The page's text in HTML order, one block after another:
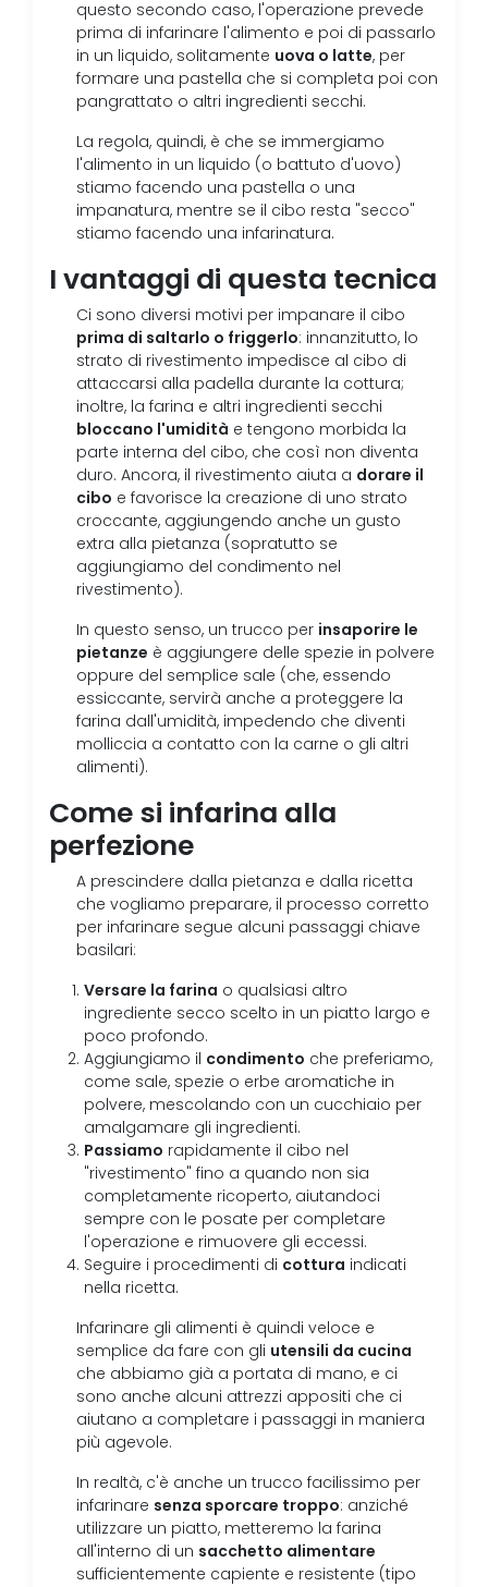
questo secondo caso, l'operazione prevede
prima di infarinare l'alimento e poi di passarlo
in un liquido, solitamente uova o latte, per
formare una pastella che si completa poi con
pangrattato o altri ingredienti secchi.
La regola, quindi, è che se immergiamo
l'alimento in un liquido (o battuto d'uovo)
stiamo facendo una pastella o una
impanatura, mentre se il cibo resta "secco"
stiamo facendo una infarinatura.
I vantaggi di questa tecnica
Ci sono diversi motivi per impanare il cibo
prima di saltarlo o friggerlo: innanzitutto, lo
strato di rivestimento impedisce al cibo di
attaccarsi alla padella durante la cottura;
inoltre, la farina e altri ingredienti secchi
bloccano l'umidità e tengono morbida la
parte interna del cibo, che così non diventa
duro. Ancora, il rivestimento aiuta a dorare il
cibo e favorisce la creazione di uno strato
croccante, aggiungendo anche un gusto
extra alla pietanza (sopratutto se
aggiungiamo del condimento nel
rivestimento).
In questo senso, un trucco per insaporire le
pietanze è aggiungere delle spezie in polvere
oppure del semplice sale (che, essendo
essiccante, servirà anche a proteggere la
farina dall'umidità, impedendo che diventi
molliccia a contatto con la carne o gli altri
alimenti).
Come si infarina alla
perfezione
A prescindere dalla pietanza e dalla ricetta
che vogliamo preparare, il processo corretto
per infarinare segue alcuni passaggi chiave
basilari:
Versare la farina o qualsiasi altro
ingrediente secco scelto in un piatto largo e
poco profondo.
Aggiungiamo il condimento che preferiamo,
come sale, spezie o erbe aromatiche in
polvere, mescolando con un cucchiaio per
amalgamare gli ingredienti.
Passiamo rapidamente il cibo nel
"rivestimento" fino a quando non sia
completamente ricoperto, aiutandoci
sempre con le posate per completare
l'operazione e rimuovere gli eccessi.
Seguire i procedimenti di cottura indicati
nella ricetta.
Infarinare gli alimenti è quindi veloce e
semplice da fare con gli utensili da cucina
che abbiamo già a portata di mano, e ci
sono anche alcuni attrezzi appositi che ci
aiutano a completare i passaggi in maniera
più agevole.
In realtà, c'è anche un trucco facilissimo per
infarinare senza sporcare troppo: anziché
utilizzare un piatto, metteremo la farina
all'interno di un sacchetto alimentare
sufficientemente capiente e resistente (tipo